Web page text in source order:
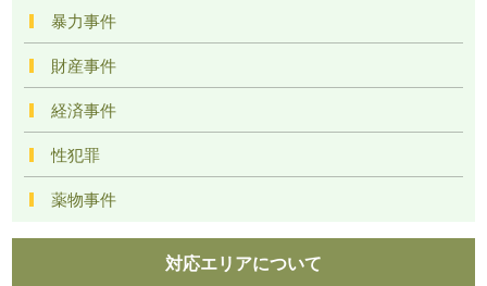
暴力事件
財産事件
経済事件
性犯罪
薬物事件
対応エリアについて